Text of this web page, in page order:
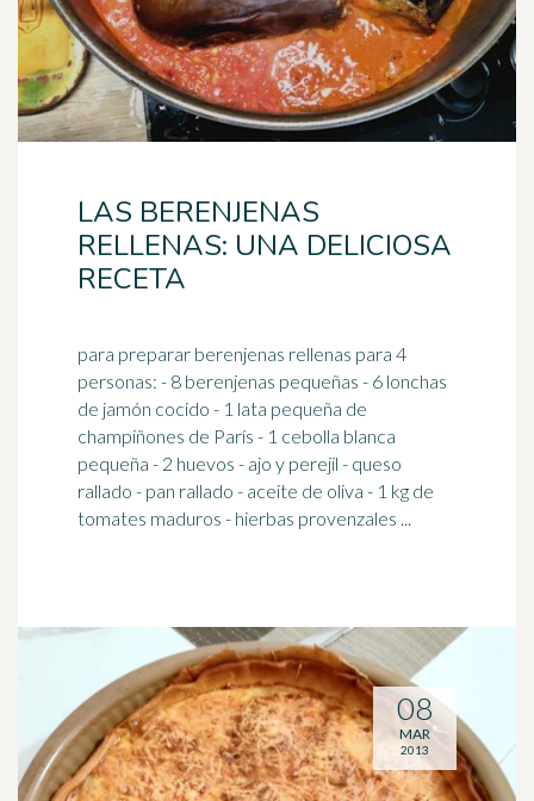
LAS BERENJENAS
RELLENAS: UNA DELICIOSA
RECETA
para preparar berenjenas rellenas para 4
personas: - 8 berenjenas pequeñas - 6 lonchas
de jamón cocido - 1 lata pequeña de
champiñones de París - 1 cebolla blanca
pequeña - 2 huevos - ajo y perejil - queso
rallado - pan rallado - aceite de oliva - 1 kg de
tomates maduros - hierbas provenzales ...
08
MAR
2013